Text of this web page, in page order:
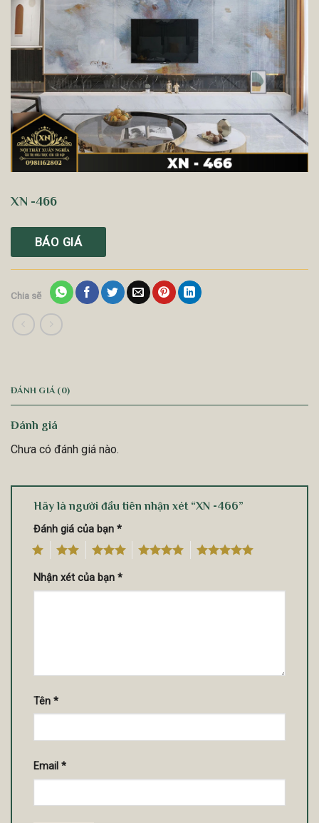
XN -466
BÁO GIÁ
Chia sẽ
ĐÁNH GIÁ (0)
Đánh giá
Chưa có đánh giá nào.
Hãy là người đầu tiên nhận xét “XN -466”
Đánh giá của bạn *
4 5
Nhận xét của bạn *
Tên *
Email *